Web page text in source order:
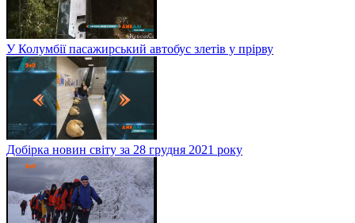
У Колумбії пасажирський автобус злетів у прірву
Добірка новин світу за 28 грудня 2021 року